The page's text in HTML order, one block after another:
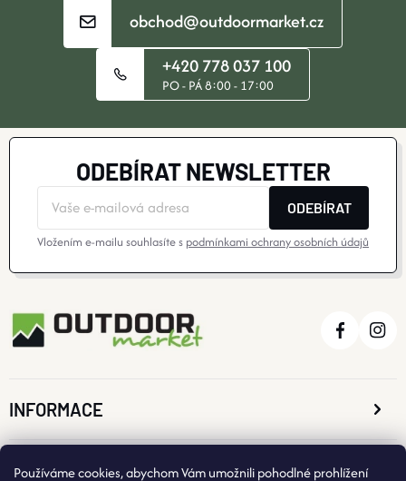
Používáme cookies, abychom Vám umožnili pohodlné prohlížení
obchod@outdoormarket.cz
+420 778 037 100
PO - PÁ 8:00 - 17:00
ODEBÍRAT NEWSLETTER
ODEBÍRAT
Vložením e-mailu souhlasíte s podmínkami ochrany osobních údajů
INFORMACE
O NÁKUPU